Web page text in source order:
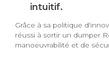
intuitif.
Grâce à sa politique
réussi à sortir un dumper
manoeuvrabilité et de